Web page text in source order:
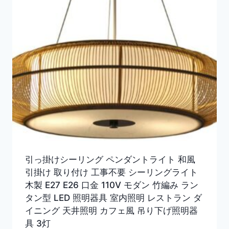
引っ掛けシーリング ペンダントライト 和風
引掛け 取り付け 工事不要 シーリングライト
木製 E27 E26 口金 110V モダン 竹編み ラン
タン型 LED 照明器具 室内照明 レストラン ダ
イニング 天井照明 カフェ風 吊り下げ照明器
具 3灯